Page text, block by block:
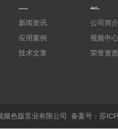
新闻资讯
应用案例
技术文章
版
公司简介
视频中心
荣誉资质
频色版泵业有限公司 备案号：苏